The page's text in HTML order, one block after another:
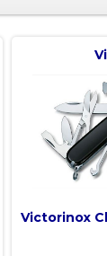
Victorinox